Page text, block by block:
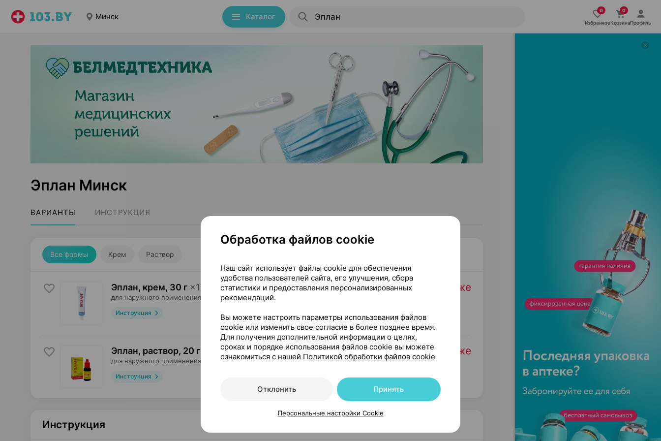
Минск Каталог
ИзбранноеКорзинаПрофиль
Эплан Минск
ВАРИАНТЫ ИНСТРУКЦИЯ
Все формы Крем Раствор
Эплан, крем, 30 г ×1
для наружного применения, Оберон, Россия•без рецепта
Инструкция
Нет в продаже
Эплан, раствор, 20 г
для наружного применения, Оберон, Россия•без рецепта
Инструкция
Нет в продаже
Инструкция
Обработка файлов cookie
Наш сайт использует файлы cookie для обеспечения
удобства пользователей сайта, его улучшения, сбора
статистики и предоставления персонализированных
рекомендаций.
Вы можете настроить параметры использования файлов
cookie или изменить свое согласие в более позднее время.
Для получения дополнительной информации о целях,
сроках и порядке использования файлов cookie вы можете
ознакомиться с нашей Политикой обработки файлов cookie
Отклонить Принять
Персональные настройки Cookie